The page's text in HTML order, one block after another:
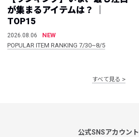
が集まるアイテムは？ ｜
TOP15
2026.08.06
NEW
POPULAR ITEM RANKING 7/30~8/5
すべて見る
公式SNSアカウント